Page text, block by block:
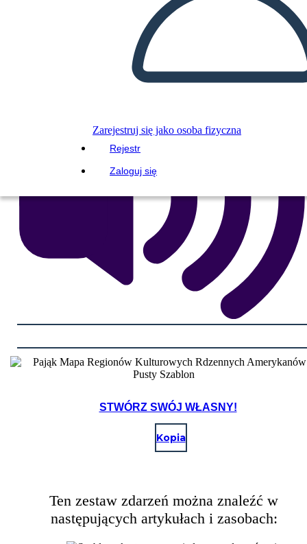
Zarejestruj się jako osoba fizyczna
Rejestr
Zaloguj się
ODTWARZANIE POKAZU SLAJDÓW
PRZECZYTAJ MI
STWÓRZ SWÓJ WŁASNY!
Kopia
Ten zestaw zdarzeń można znaleźć w
następujących artykułach i zasobach: